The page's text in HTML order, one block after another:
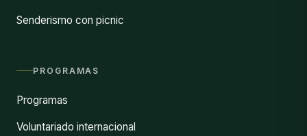
Senderismo con picnic
PROGRAMAS
Programas
Voluntariado internacional